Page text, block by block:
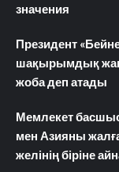
значения
Президент
шақырымдық
жоба деп атады
Мемлекет
мен Азияны
желінің біріне